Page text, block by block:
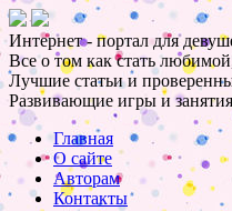
Интернет - портал для
Все о том как стать
Лучшие статьи и
Развивающие игры и
Главная
О сайте
Авторам
Контакты